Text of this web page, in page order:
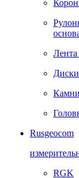
Лента
Rusgeocom
RGK